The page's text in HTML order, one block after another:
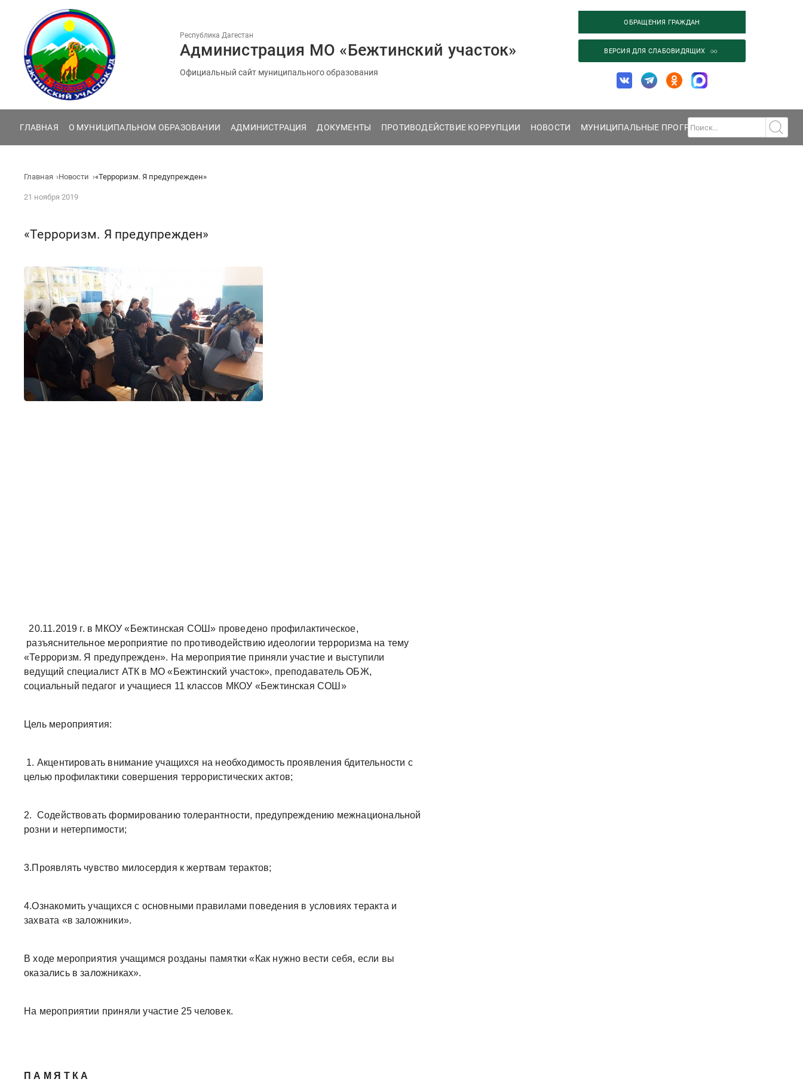
содержанию
Республика Дагестан
Администрация МО «Бежтинский участок»
Официальный сайт муниципального образования
ОБРАЩЕНИЯ ГРАЖДАН
ВЕРСИЯ ДЛЯ СЛАБОВИДЯЩИХ
ГЛАВНАЯ О МУНИЦИПАЛЬНОМ ОБРАЗОВАНИИ АДМИНИСТРАЦИЯ ДОКУМЕНТЫ ПРОТИВОДЕЙСТВИЕ КОРРУПЦИИ НОВОСТИ МУНИЦИПАЛЬНЫЕ ПРОГРАММЫ
Главная Новости «Терроризм. Я предупрежден»
21 ноября 2019
«Терроризм. Я предупрежден»
20.11.2019 г. в МКОУ «Бежтинская СОШ» проведено профилактическое,
разъяснительное мероприятие по противодействию идеологии терроризма на тему
«Терроризм. Я предупрежден». На мероприятие приняли участие и выступили
ведущий специалист АТК в МО «Бежтинский участок», преподаватель ОБЖ,
социальный педагог и учащиеся 11 классов МКОУ «Бежтинская СОШ»
Цель мероприятия:
1. Акцентировать внимание учащихся на необходимость проявления бдительности с
целью профилактики совершения террористических актов;
2. Содействовать формированию толерантности, предупреждению межнациональной
розни и нетерпимости;
3.Проявлять чувство милосердия к жертвам терактов;
4.Ознакомить учащихся с основными правилами поведения в условиях теракта и
захвата «в заложники».
В ходе мероприятия учащимся розданы памятки «Как нужно вести себя, если вы
оказались в заложниках».
На мероприятии приняли участие 25 человек.
П А М Я Т К А